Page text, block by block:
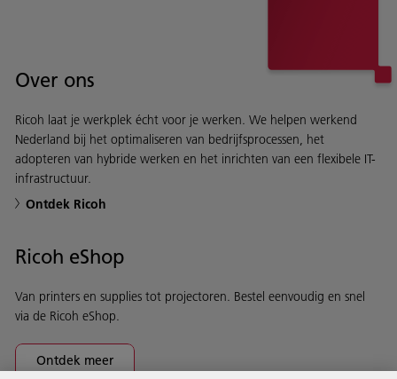
Over ons
Ricoh laat je werkplek écht voor je werken. We helpen werkend
Nederland bij het optimaliseren van bedrijfsprocessen, het
adopteren van hybride werken en het inrichten van een flexibele IT-
infrastructuur.
Ontdek Ricoh
Ricoh eShop
Van printers en supplies tot projectoren. Bestel eenvoudig en snel
via de Ricoh eShop.
Ontdek meer